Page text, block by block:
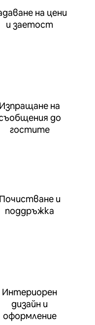
на цени
и заетост
Изпращане на
до
гостите
Почистване и
поддръжка
Интериорен
дизайн и
оформление